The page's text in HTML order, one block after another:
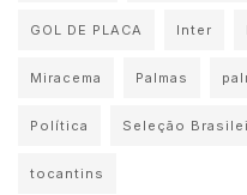
GOL DE PLACA Inter
Miracema Palmas
Política Seleção
tocantins